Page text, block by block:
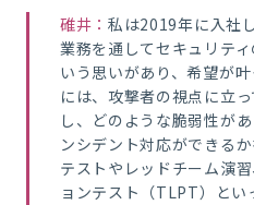
碓井： 私は2019年に入社
業務を通してセキュリテ
いう思いがあり、希望が
には、攻撃者の視点に立
し、どのような脆弱性が
ンシデント対応ができる
テストやレッドチーム演
ョンテスト（TLPT）とい